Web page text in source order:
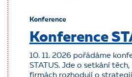
Konference
Konference
10. 11. 2026 pořádáme
STATUS. Jde o setkání